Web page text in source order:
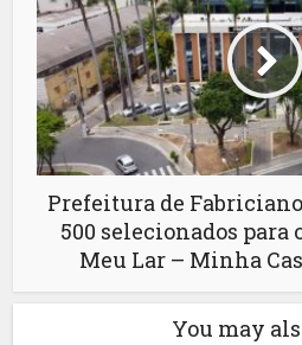
Prefeitura de
500 selecionados para
Meu Lar – Minha
You may